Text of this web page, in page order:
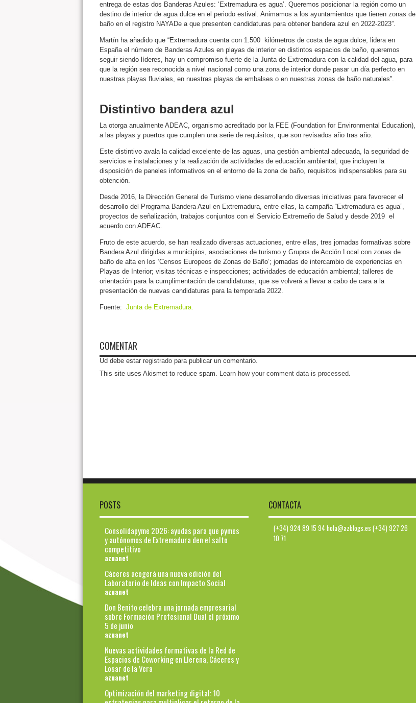
entrega de estas dos Banderas Azules: ‘Extremadura es agua’. Queremos posicionar la región como un
destino de interior de agua dulce en el periodo estival. Animamos a los ayuntamientos que tienen zonas de
baño en el registro NAYADe a que presenten candidaturas para obtener bandera azul en 2022-2023”.
Martín ha añadido que “Extremadura cuenta con 1.500 kilómetros de costa de agua dulce, lidera en
España el número de Banderas Azules en playas de interior en distintos espacios de baño, queremos
seguir siendo líderes, hay un compromiso fuerte de la Junta de Extremadura con la calidad del agua, para
que la región sea reconocida a nivel nacional como una zona de interior donde pasar un día perfecto en
nuestras playas fluviales, en nuestras playas de embalses o en nuestras zonas de baño naturales”.
Distintivo bandera azul
La otorga anualmente ADEAC, organismo acreditado por la FEE (Foundation for Environmental Education),
a las playas y puertos que cumplen una serie de requisitos, que son revisados año tras año.
Este distintivo avala la calidad excelente de las aguas, una gestión ambiental adecuada, la seguridad de
servicios e instalaciones y la realización de actividades de educación ambiental, que incluyen la
disposición de paneles informativos en el entorno de la zona de baño, requisitos indispensables para su
obtención.
Desde 2016, la Dirección General de Turismo viene desarrollando diversas iniciativas para favorecer el
desarrollo del Programa Bandera Azul en Extremadura, entre ellas, la campaña “Extremadura es agua”,
proyectos de señalización, trabajos conjuntos con el Servicio Extremeño de Salud y desde 2019 el
acuerdo con ADEAC.
Fruto de este acuerdo, se han realizado diversas actuaciones, entre ellas, tres jornadas formativas sobre
Bandera Azul dirigidas a municipios, asociaciones de turismo y Grupos de Acción Local con zonas de
baño de alta en los ‘Censos Europeos de Zonas de Baño’; jornadas de intercambio de experiencias en
Playas de Interior; visitas técnicas e inspecciones; actividades de educación ambiental; talleres de
orientación para la cumplimentación de candidaturas, que se volverá a llevar a cabo de cara a la
presentación de nuevas candidaturas para la temporada 2022.
Fuente: Junta de Extremadura.
COMENTAR
Ud debe estar registradopara publicar un comentario.
This site uses Akismet to reduce spam. Learn how your comment data is processed.
POSTS
Consolidapyme 2026: ayudas para que pymes
y autónomos de Extremadura den el salto
competitivo
azuanet
Cáceres acogerá una nueva edición del
Laboratorio de Ideas con Impacto Social
azuanet
Don Benito celebra una jornada empresarial
sobre Formación Profesional Dual el próximo
5 de junio
azuanet
Nuevas actividades formativas de la Red de
Espacios de Coworking en Llerena, Cáceres y
Losar de la Vera
azuanet
Optimización del marketing digital: 10
CONTACTA
(+34) 924 89 15 94 hola@azblogs.es (+34) 927 26
10 71